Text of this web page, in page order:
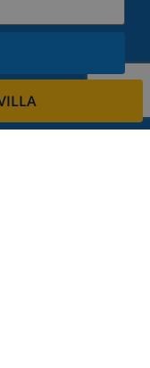
informat
la